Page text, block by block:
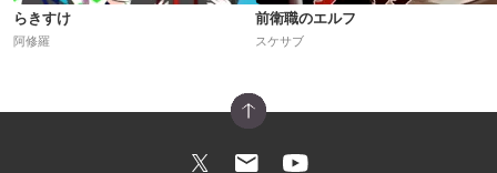
らきすけ
阿修羅
前衛職のエルフ
スケサブ